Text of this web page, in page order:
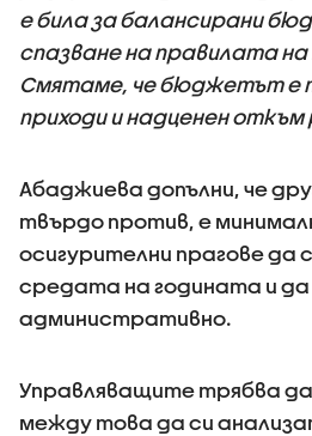
е била за балансирани
спазване на правилата на
Смятаме, че бюджетът е
приходи и надценен откъм
Абаджиева допълни, че
твърдо против, е
осигурителни прагове да
средата на годината и
административно.
Управляващите трябва
между това да си